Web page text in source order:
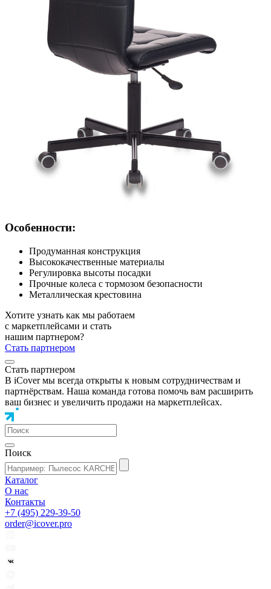
Особенности:
Продуманная конструкция
Высококачественные материалы
Регулировка высоты посадки
Прочные колеса с тормозом безопасности
Металлическая крестовина
Хотите узнать как мы работаем
с маркетплейсами и стать
нашим партнером?
Стать партнером
Стать партнером
В iCover мы всегда открыты к новым сотрудничествам и
партнёрствам. Наша команда готова помочь вам расширить
ваш бизнес и увеличить продажи на маркетплейсах.
Поиск
Каталог
О нас
Контакты
+7 (495) 229-39-50
order@icover.pro